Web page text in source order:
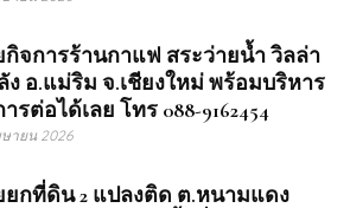
จการร้านกาแฟ สระว่ายน้ำ วิลล่า
ง อ.แม่ริม จ.เชียงใหม่ พร้อมบริหาร
รต่อได้เลย โทร 088-9162454
ษายน 2026
ยกที่ดิน 2 แปลงติด ต.หนามแดง